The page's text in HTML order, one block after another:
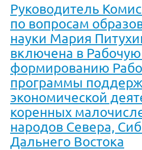
Руководитель
по вопросам
науки Мария
включена в Рабочую
формированию
программы
экономической
коренных
народов Севера,
Дальнего Востока